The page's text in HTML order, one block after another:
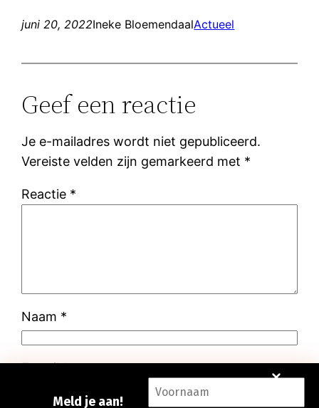
Meld je aan!
juni 20, 2022Ineke BloemendaalActueel
Geef een reactie
Je e-mailadres wordt niet gepubliceerd.
Vereiste velden zijn gemarkeerd met *
Reactie *
Naam *
E-mail*